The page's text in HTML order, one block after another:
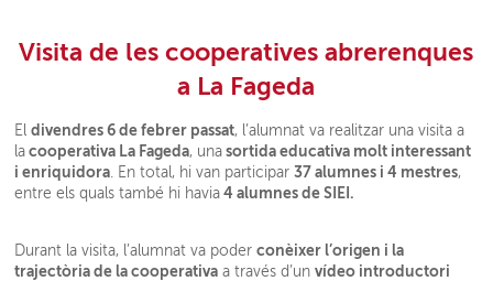
Visita de les cooperatives abrerenques
a La Fageda
Eldivendres 6 de febrer passat, l’alumnat va realitzar una visita a
la cooperativa La Fageda, una sortida educativa molt interessant
i enriquidora . En total, hi van participar37 alumnes i 4 mestres,
entre els quals també hi havia 4 alumnes de SIEI.
Durant la visita, l’alumnat va poderconèixer l’origen i la
trajectòria de la cooperativa a través d’unvídeo introductori